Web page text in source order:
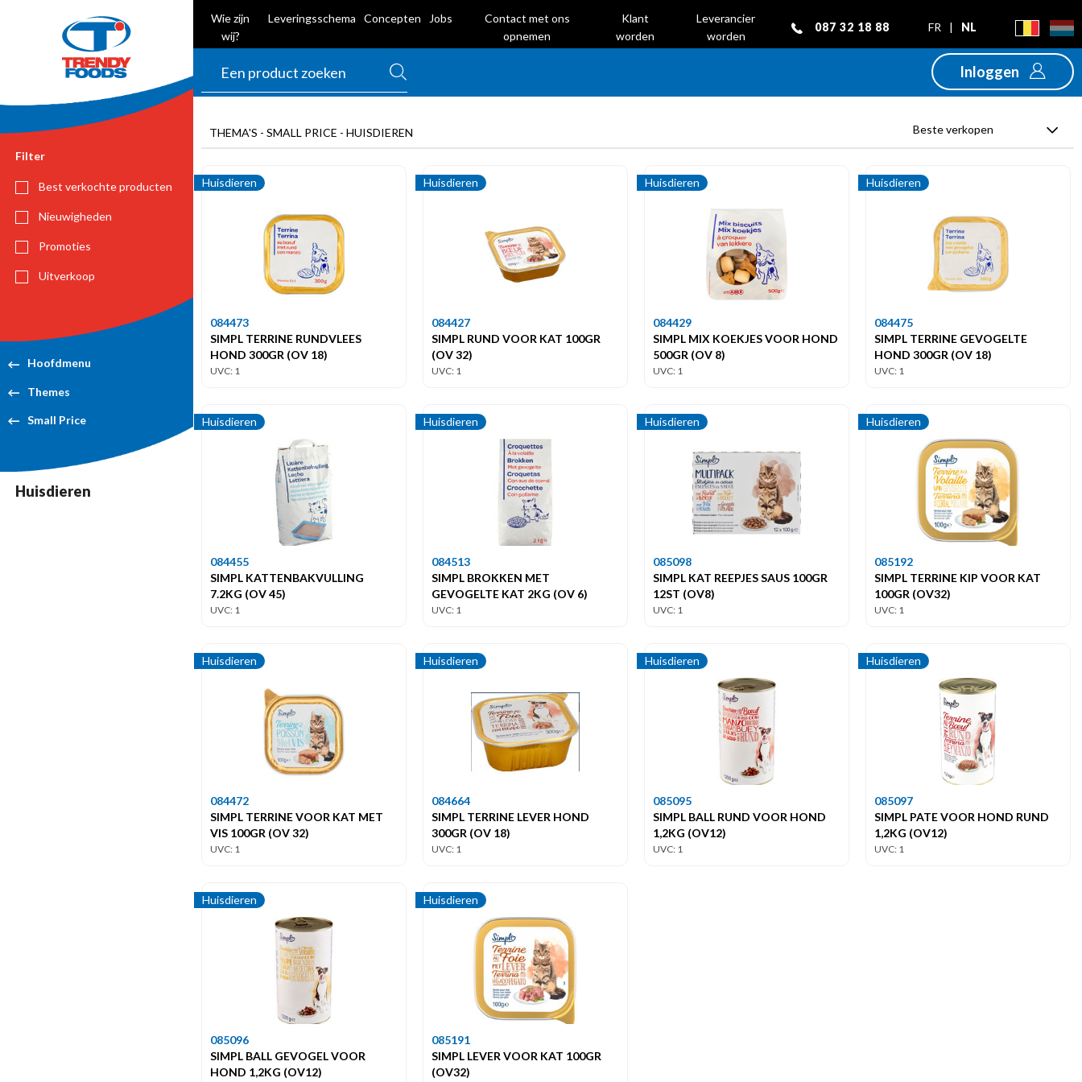
Wie zijn
wij?
Leveringsschema Concepten Jobs
Contact met ons
opnemen
Klant
worden
Leverancier
worden
087 32 18 88 FR | NL
Inloggen
Filter
Best verkochte producten
Nieuwigheden
Promoties
Uitverkoop
Hoofdmenu
Themes
Small Price
Huisdieren
THEMA'S - SMALL PRICE - HUISDIEREN Beste verkopen
Huisdieren
084473
SIMPL TERRINE RUNDVLEES
HOND 300GR (OV 18)
UVC: 1
Huisdieren
084427
SIMPL RUND VOOR KAT 100GR
(OV 32)
UVC: 1
Huisdieren
084429
SIMPL MIX KOEKJES VOOR HOND
500GR (OV 8)
UVC: 1
Huisdieren
084475
SIMPL TERRINE GEVOGELTE
HOND 300GR (OV 18)
UVC: 1
Huisdieren
084455
SIMPL KATTENBAKVULLING
7.2KG (OV 45)
UVC: 1
Huisdieren
084513
SIMPL BROKKEN MET
GEVOGELTE KAT 2KG (OV 6)
UVC: 1
Huisdieren
085098
SIMPL KAT REEPJES SAUS 100GR
12ST (OV8)
UVC: 1
Huisdieren
085192
SIMPL TERRINE KIP VOOR KAT
100GR (OV32)
UVC: 1
Huisdieren
084472
SIMPL TERRINE VOOR KAT MET
VIS 100GR (OV 32)
UVC: 1
Huisdieren
084664
SIMPL TERRINE LEVER HOND
300GR (OV 18)
UVC: 1
Huisdieren
085095
SIMPL BALL RUND VOOR HOND
1,2KG (OV12)
UVC: 1
Huisdieren
085097
SIMPL PATE VOOR HOND RUND
1,2KG (OV12)
UVC: 1
Huisdieren
085096
SIMPL BALL GEVOGEL VOOR
HOND 1,2KG (OV12)
Huisdieren
085191
SIMPL LEVER VOOR KAT 100GR
(OV32)